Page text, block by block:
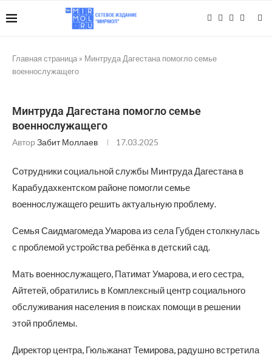
Главная страница » Минтруда Дагестана помогло семье
военнослужащего
Минтруда Дагестана помогло семье
военнослужащего
Автор Забит Моллаев 17.03.2025
Сотрудники социальной службы Минтруда Дагестана в
Карабудахкентском районе помогли семье
военнослужащего решить актуальную проблему.
Семья Саидмагомеда Умарова из села Губден столкнулась
с проблемой устройства ребёнка в детский сад.
Мать военнослужащего, Патимат Умарова, и его сестра,
Айтетей, обратились в Комплексный центр социального
обслуживания населения в поисках помощи в решении
этой проблемы.
Директор центра, Гюльжанат Темирова, радушно встретила